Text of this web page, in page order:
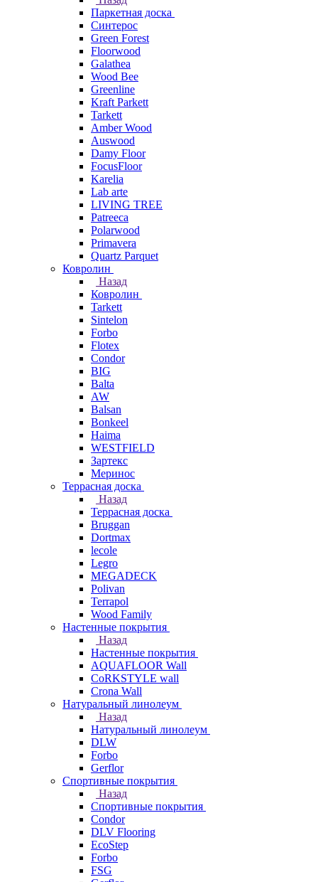
Паркетная доска
Синтерос
Green Forest
Floorwood
Galathea
Wood Bee
Greenline
Kraft Parkett
Tarkett
Amber Wood
Auswood
Damy Floor
FocusFloor
Karelia
Lab arte
LIVING TREE
Patreeca
Polarwood
Primavera
Quartz Parquet
Ковролин
Назад
Ковролин
Tarkett
Sintelon
Forbo
Flotex
Condor
BIG
Balta
AW
Balsan
Bonkeel
Haima
WESTFIELD
Зартекс
Меринос
Террасная доска
Назад
Террасная доска
Bruggan
Dortmax
lecole
Legro
MEGADECK
Polivan
Terrapol
Wood Family
Настенные покрытия
Назад
Настенные покрытия
AQUAFLOOR Wall
CoRKSTYLE wall
Crona Wall
Натуральный линолеум
Назад
Натуральный линолеум
DLW
Forbo
Gerflor
Спортивные покрытия
Назад
Спортивные покрытия
Condor
DLV Flooring
EcoStep
Forbo
FSG